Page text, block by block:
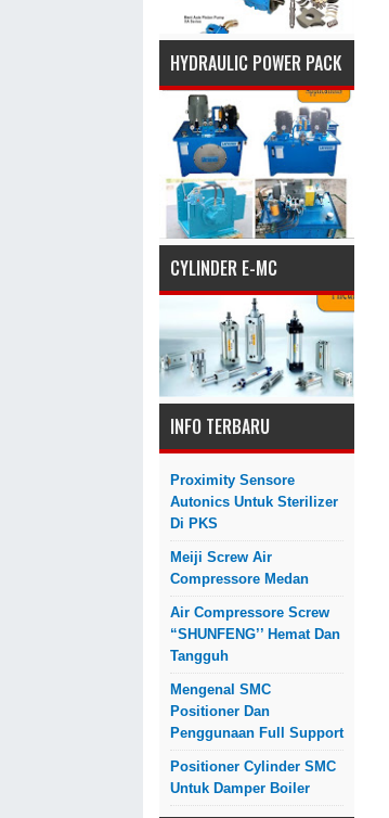
HYDRAULIC POWER PACK
CYLINDER E-MC
INFO TERBARU
Proximity Sensore
Autonics Untuk Sterilizer
Di PKS
Meiji Screw Air
Compressore Medan
Air Compressore Screw
“SHUNFENG’’ Hemat Dan
Tangguh
Mengenal SMC
Positioner Dan
Penggunaan Full Support
Positioner Cylinder SMC
Untuk Damper Boiler